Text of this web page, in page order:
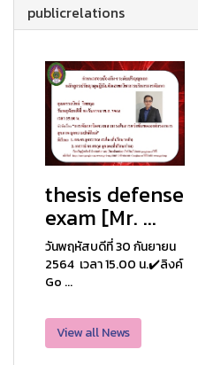
publicrelations
thesis defense
exam [Mr. ...
วันพฤหัสบดีที่ 30 กันยายน
2564 เวลา 15.00 น.✔️ลิงค์
Go ...
View all News